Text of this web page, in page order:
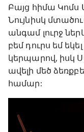
Բայց հիմա Կոմս
Նույնիսկ
անգամ լուրջ
բեմ դուրս եմ
կերպարով, իսկ
ավելի մեծ
համար: